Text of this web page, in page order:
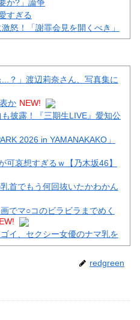
か?」論争
すぎる
怒！「謝罪会見を開くべき」
ｗｗｗ
？」渡辺莉奈さん、写真集に
か NEW!
も披露！『三期生LIVE』愛知公
2026 in YAMANAKAKO」
可哀想すぎるｗ【乃木坂46】
首でもう何回抜いたかわかん
でマ○コのビラビラまでめく
イ、セクシー女優のナマ乳を
redgreen